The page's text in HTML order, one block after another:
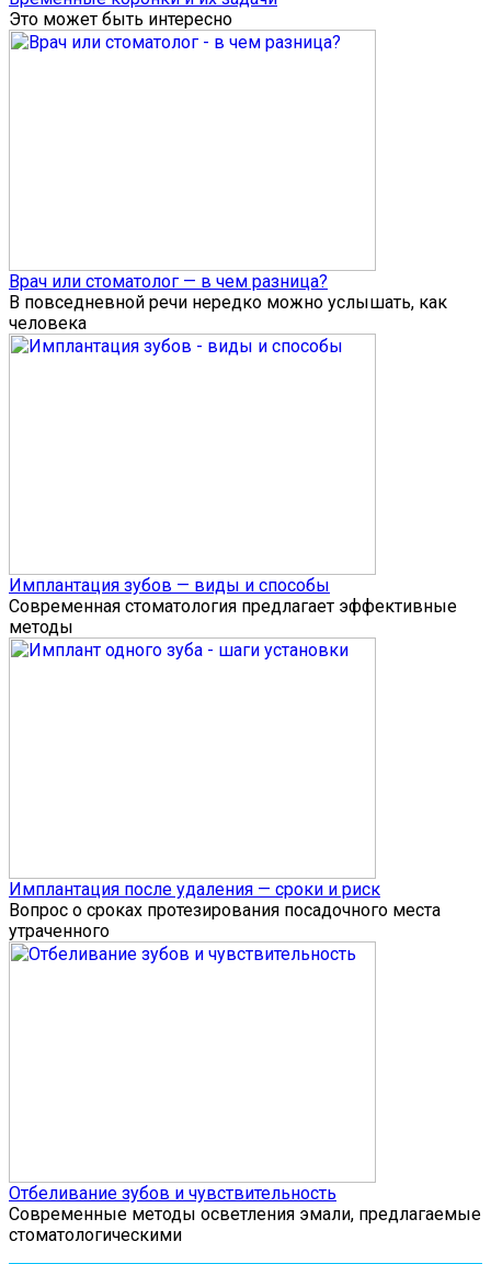
Это может быть интересно
Врач или стоматолог — в чем разница?
В повседневной речи нередко можно услышать, как
человека
Имплантация зубов — виды и способы
Современная стоматология предлагает эффективные
методы
Имплантация после удаления — сроки и риск
Вопрос о сроках протезирования посадочного места
утраченного
Отбеливание зубов и чувствительность
Современные методы осветления эмали, предлагаемые
стоматологическими